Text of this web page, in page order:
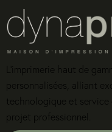
L’imprimerie haut de
personnalisées, alliant
technologique et
projet professionnel.